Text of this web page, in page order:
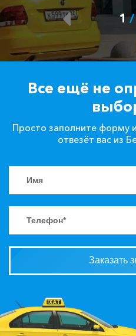
1
Все ещё не
Просто заполните форму
отвезёт вас из
Заказать